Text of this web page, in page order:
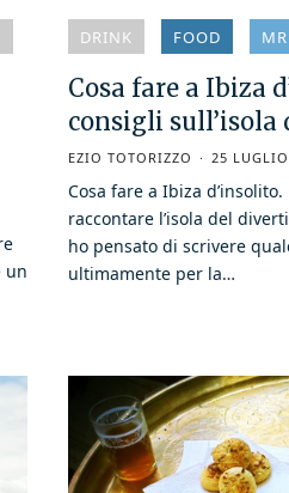
un
DRINK FOOD
Cosa fare a Ibiza
consigli
EZIO TOTORIZZO 25
Cosa fare a Ibiza
raccontare l’isola del
ho pensato di scrivere
ultimamente per la…